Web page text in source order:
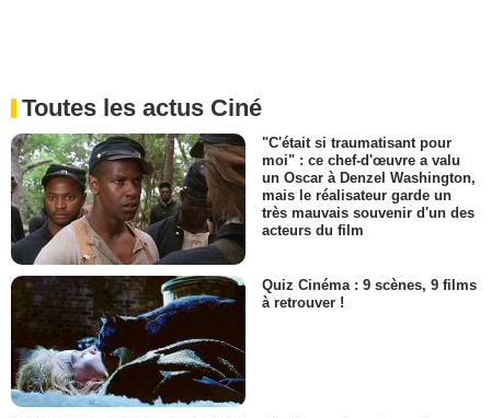
Toutes les actus Ciné
"C'était si traumatisant pour
moi" : ce chef-d'œuvre a valu
un Oscar à Denzel Washington,
mais le réalisateur garde un
très mauvais souvenir d'un des
acteurs du film
Quiz Cinéma : 9 scènes, 9 films
à retrouver !